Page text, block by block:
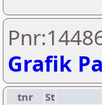
Grafik
tnr St